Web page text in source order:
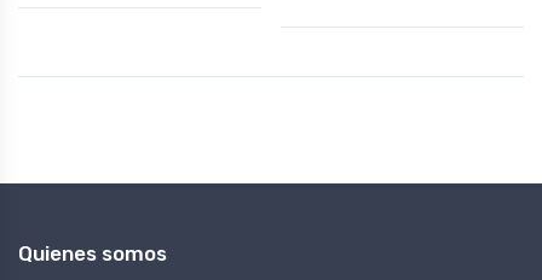
Quienes somos